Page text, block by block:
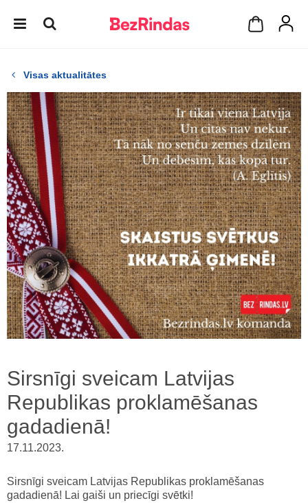
Visas aktualitātes
Sirsnīgi sveicam Latvijas
Republikas proklamēšanas
gadadienā!
17.11.2023.
Sirsnīgi sveicam Latvijas Republikas proklamēšanas
gadadienā! Lai gaiši un priecīgi svētki!